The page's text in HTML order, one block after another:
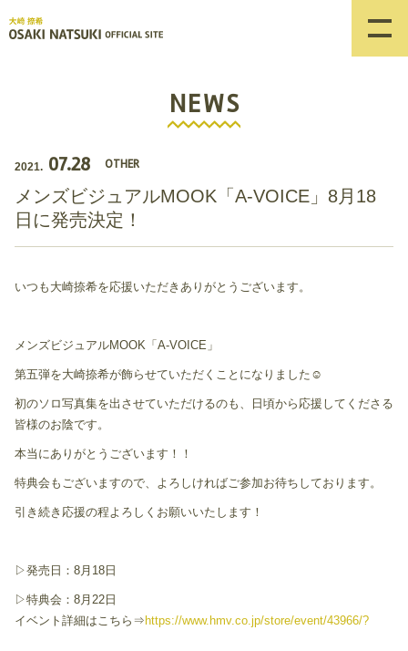
NEWS
2021. 07.28 OTHER
メンズビジュアルMOOK「A-VOICE」8月18
日に発売決定！
いつも大崎捺希を応援いただきありがとうございます。
メンズビジュアルMOOK「A-VOICE」
第五弾を大崎捺希が飾らせていただくことになりました☺️
初のソロ写真集を出させていただけるのも、日頃から応援してくださる
皆様のお陰です。
本当にありがとうございます！！
特典会もございますので、よろしければご参加お待ちしております。
引き続き応援の程よろしくお願いいたします！
▷発売日：8月18日
▷特典会：8月22日
イベント詳細はこちら⇒ https://www.hmv.co.jp/store/event/43966/?